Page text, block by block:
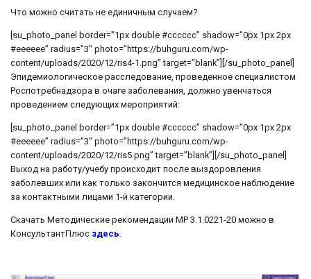
Что можно считать не единичным случаем?
[su_photo_panel border=”1px double #cccccc” shadow=”0px 1px 2px
#eeeeee” radius=”3″ photo=”https://buhguru.com/wp-
content/uploads/2020/12/ris4-1.png” target=”blank”][/su_photo_panel]
Эпидемиологическое расследование, проведенное специалистом
Роспотребнадзора в очаге заболевания, должно увенчаться
проведением следующих мероприятий:
[su_photo_panel border=”1px double #cccccc” shadow=”0px 1px 2px
#eeeeee” radius=”3″ photo=”https://buhguru.com/wp-
content/uploads/2020/12/ris5.png” target=”blank”][/su_photo_panel]
Выход на работу/учебу происходит после выздоровления
заболевших или как только закончится медицинское наблюдение
за контактными лицами 1-й категории.
Скачать Методические рекомендации МР 3.1.0221-20 можно в
КонсультантПлюс здесь